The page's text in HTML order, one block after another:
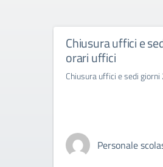
Chiusura uffici e
orari uffici
Chiusura uffici e sedi
Personale